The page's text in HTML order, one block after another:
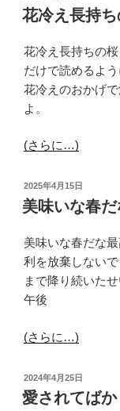
稿
日:
花冷え長持
花冷え長持ちの
だけで読めるよ
花冷えのおかげ
よ。
(さらに…)
投
稿
日:
2025年4月15日
美味いな春
美味いな春だな
利を放棄しない
まで降り続いた
午後
(さらに…)
投
稿
日:
2024年4月25日
愛されてばか